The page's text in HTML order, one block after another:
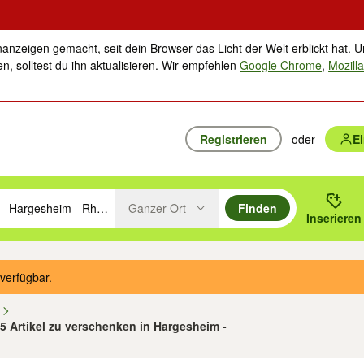
gemacht, seit dein Browser das Licht der Welt erblickt hat.
solltest du ihn aktualisieren. Wir empfehlenGoogle Chrome,
Registrieren oder
mit den Pfeiltasten nach oben/unten durchsuchen und mit
oder Ort eingeben. Eingabetaste drücken um zu suchen, oder
Ganzer Ort
Finden
Inserieren
Artikel zu verschenken in Hargesheim -